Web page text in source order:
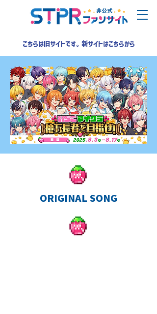
こちらは旧サイトです。新サイトはこちらから
ORIGINAL SONG